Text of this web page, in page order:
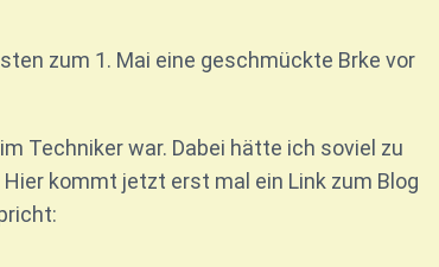
zum 1. Mai eine geschmückte Brke vor
Techniker war. Dabei hätte ich soviel zu
kommt jetzt erst mal ein Link zum Blog